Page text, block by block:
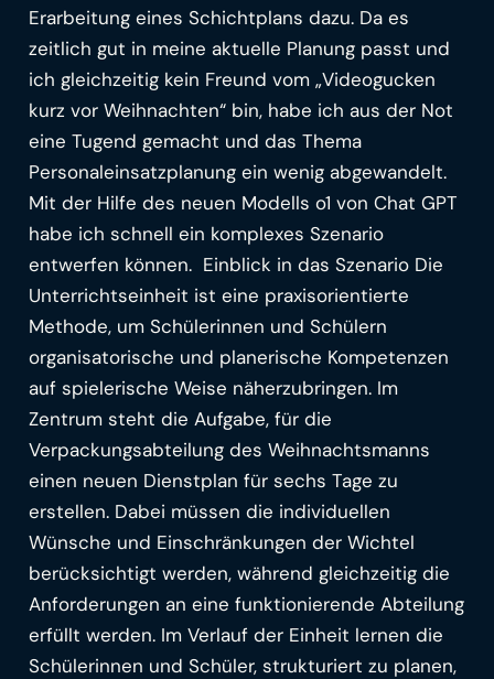
Erarbeitung eines Schichtplans dazu. Da es
zeitlich gut in meine aktuelle Planung passt und
ich gleichzeitig kein Freund vom „Videogucken
kurz vor Weihnachten“ bin, habe ich aus der Not
eine Tugend gemacht und das Thema
Personaleinsatzplanung ein wenig abgewandelt.
Mit der Hilfe des neuen Modells o1 von Chat GPT
habe ich schnell ein komplexes Szenario
entwerfen können. Einblick in das Szenario Die
Unterrichtseinheit ist eine praxisorientierte
Methode, um Schülerinnen und Schülern
organisatorische und planerische Kompetenzen
auf spielerische Weise näherzubringen. Im
Zentrum steht die Aufgabe, für die
Verpackungsabteilung des Weihnachtsmanns
einen neuen Dienstplan für sechs Tage zu
erstellen. Dabei müssen die individuellen
Wünsche und Einschränkungen der Wichtel
berücksichtigt werden, während gleichzeitig die
Anforderungen an eine funktionierende Abteilung
erfüllt werden. Im Verlauf der Einheit lernen die
Schülerinnen und Schüler, strukturiert zu planen,